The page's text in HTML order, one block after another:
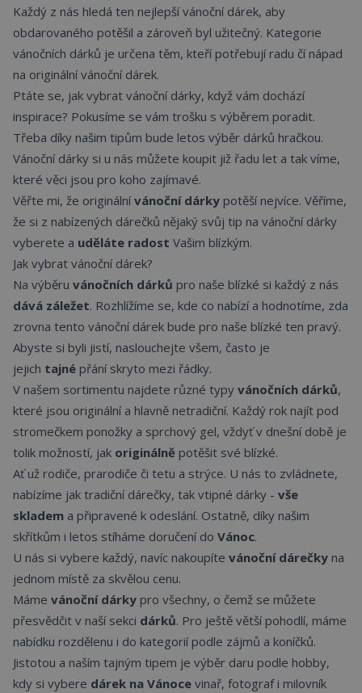
Každý z nás hledá ten nejlepší vánoční dárek, aby
obdarovaného potěšil a zároveň byl užitečný. Kategorie
vánočních dárků je určena těm, kteří potřebují radu čí nápad
na originální vánoční dárek.
Ptáte se, jak vybrat vánoční dárky, když vám dochází
inspirace? Pokusíme se vám trošku s výběrem poradit.
Třeba díky našim tipům bude letos výběr dárků hračkou.
Vánoční dárky si u nás můžete koupit již řadu let a tak víme,
které věci jsou pro koho zajímavé.
Věřte mi, že originálnívánoční dárky potěší nejvíce. Věříme,
že si z nabízených dárečků nějaký svůj tip na vánoční dárky
vyberete a uděláte radost Vašim blízkým.
Jak vybrat vánoční dárek?
Na výběru vánočních dárků pro naše blízké si každý z nás
dává záležet. Rozhlížíme se, kde co nabízí a hodnotíme, zda
zrovna tento vánoční dárek bude pro naše blízké ten pravý.
Abyste si byli jistí, naslouchejte všem, často je
jejich tajné přání skryto mezi řádky.
V našem sortimentu najdete různé typy vánočních dárků,
které jsou originální a hlavně netradiční. Každý rok najít pod
stromečkem ponožky a sprchový gel, vždyť v dnešní době je
tolik možností, jak originálně potěšit své blízké.
Ať už rodiče, prarodiče či tetu a strýce. U nás to zvládnete,
nabízíme jak tradiční dárečky, tak vtipné dárky - vše
skladem a připravené k odeslání. Ostatně, díky našim
skřítkům i letos stíháme doručení do Vánoc.
U nás si vybere každý, navíc nakoupíte vánoční dárečky na
jednom místě za skvělou cenu.
Máme vánoční dárky pro všechny, o čemž se můžete
přesvědčit v naší sekci dárků. Pro ještě větší pohodlí, máme
nabídku rozdělenu i do kategorií podle zájmů a koníčků.
Jistotou a naším tajným tipem je výběr daru podle hobby,
kdy si vybere dárek na Vánoce vinař, fotograf i milovník